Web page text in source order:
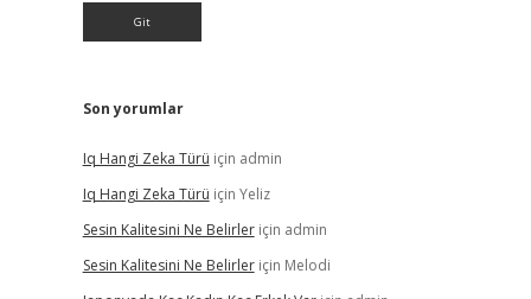
Son yorumlar
Iq Hangi Zeka Türü için admin
Iq Hangi Zeka Türü için Yeliz
Sesin Kalitesini Ne Belirleriçin admin
Sesin Kalitesini Ne Belirleriçin Melodi